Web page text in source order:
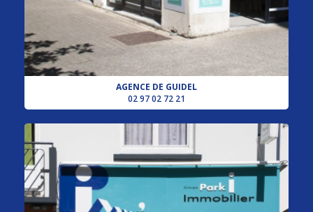
AGENCE DE GUIDEL
02 97 02 72 21